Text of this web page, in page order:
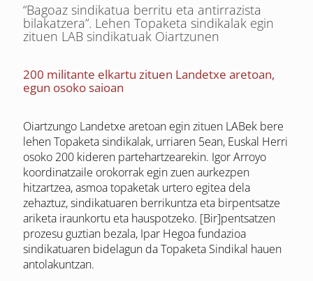
“Bagoaz sindikatua berritu eta antirrazista
bilakatzera”. Lehen Topaketa sindikalak egin
zituen LAB sindikatuak Oiartzunen
200 militante elkartu zituen Landetxe aretoan,
egun osoko saioan
Oiartzungo Landetxe aretoan egin zituen LABek bere
lehen Topaketa sindikalak, urriaren 5ean, Euskal Herri
osoko 200 kideren partehartzearekin. Igor Arroyo
koordinatzaile orokorrak egin zuen aurkezpen
hitzartzea, asmoa topaketak urtero egitea dela
zehaztuz, sindikatuaren berrikuntza eta birpentsatze
ariketa iraunkortu eta hauspotzeko. [Bir]pentsatzen
prozesu guztian bezala, Ipar Hegoa fundazioa
sindikatuaren bidelagun da Topaketa Sindikal hauen
antolakuntzan.